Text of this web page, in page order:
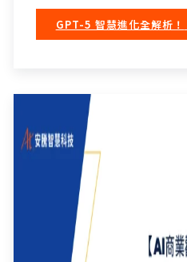
GPT-5 智慧進化全解析！